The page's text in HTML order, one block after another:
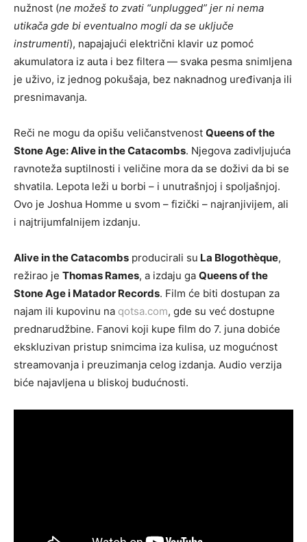
nužnost (ne možeš to zvati “unplugged” jer ni nema
utikača gde bi eventualno mogli da se uključe
instrumenti), napajajući električni klavir uz pomoć
akumulatora iz auta i bez filtera — svaka pesma snimljena
je uživo, iz jednog pokušaja, bez naknadnog uređivanja ili
presnimavanja.
Reči ne mogu da opišu veličanstvenost Queens of the
Stone Age: Alive in the Catacombs. Njegova zadivljujuća
ravnoteža suptilnosti i veličine mora da se doživi da bi se
shvatila. Lepota leži u borbi – i unutrašnjoj i spoljašnjoj.
Ovo je Joshua Homme u svom – fizički – najranjivijem, ali
i najtrijumfalnijem izdanju.
Alive in the Catacombs producirali su La Blogothèque,
režirao je Thomas Rames, a izdaju ga Queens of the
Stone Age i Matador Records. Film će biti dostupan za
najam ili kupovinu na qotsa.com, gde su već dostupne
prednarudžbine. Fanovi koji kupe film do 7. juna dobiće
ekskluzivan pristup snimcima iza kulisa, uz mogućnost
streamovanja i preuzimanja celog izdanja. Audio verzija
biće najavljena u bliskoj budućnosti.